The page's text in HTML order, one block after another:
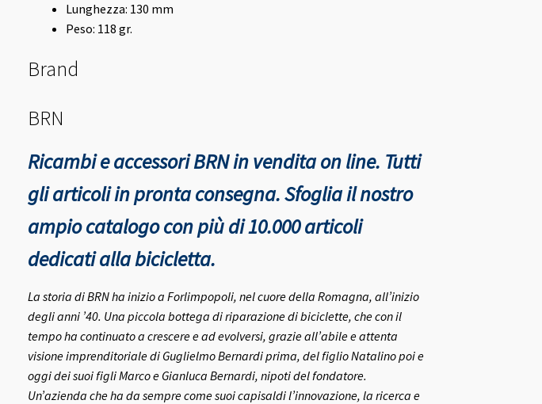
Lunghezza: 130 mm
Peso: 118 gr.
Brand
BRN
Ricambi e accessori BRN in vendita on line. Tutti
gli articoli in pronta consegna.Sfoglia il nostro
ampio catalogo con più di 10.000 articoli
dedicati alla bicicletta.
La storia di BRN ha inizio a Forlimpopoli, nel cuore della Romagna, all’inizio
degli anni ’40. Una piccola bottega di riparazione di biciclette, che con il
tempo ha continuato a crescere e ad evolversi, grazie all’abile e attenta
visione imprenditoriale di Guglielmo Bernardi prima, del figlio Natalino poi e
oggi dei suoi figli Marco e Gianluca Bernardi, nipoti del fondatore.
Un’azienda che ha da sempre come suoi capisaldi l’innovazione, la ricerca e